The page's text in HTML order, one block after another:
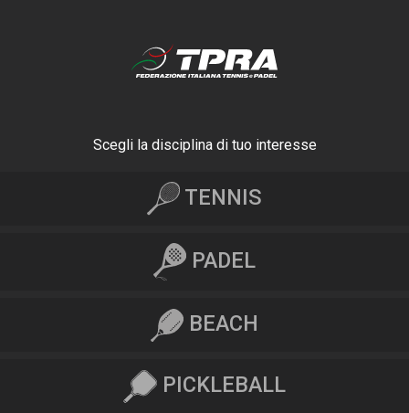
Scegli la disciplina di tuo interesse
TENNIS
PADEL
BEACH
PICKLEBALL